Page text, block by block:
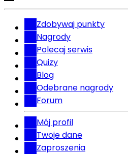
Zdobywaj punkty
Nagrody
Polecaj serwis
Quizy
Blog
Odebrane nagrody
Forum
Mój profil
Twoje dane
Zaproszenia